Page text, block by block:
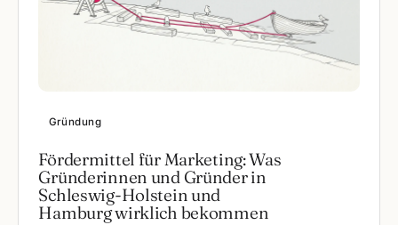
Gründung
Fördermittel für Marketing: Was
Gründerinnen und Gründer in
Schleswig-Holstein und
Hamburg wirklich bekommen